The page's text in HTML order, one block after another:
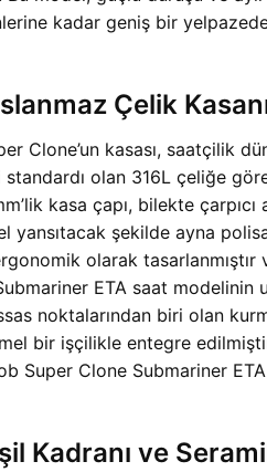
kadar geniş bir
Çelik
Clone’un kasası, saatçilik
olan 316L çeliğe
kasa çapı, bilekte
yansıtacak şekilde ayna
olarak
ETA saat modelinin
noktalarından biri olan
bir işçilikle entegre
Super Clone Submariner
Kadranı ve